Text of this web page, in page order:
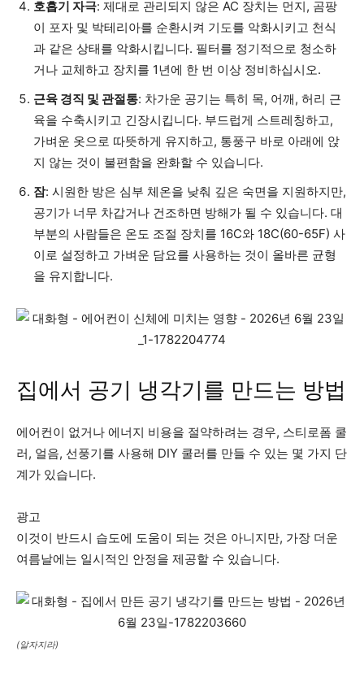
호흡기 자극: 제대로 관리되지 않은 AC 장치는 먼지, 곰팡
이 포자 및 박테리아를 순환시켜 기도를 악화시키고 천식
과 같은 상태를 악화시킵니다. 필터를 정기적으로 청소하
거나 교체하고 장치를 1년에 한 번 이상 정비하십시오.
근육 경직 및 관절통: 차가운 공기는 특히 목, 어깨, 허리 근
육을 수축시키고 긴장시킵니다. 부드럽게 스트레칭하고,
가벼운 옷으로 따뜻하게 유지하고, 통풍구 바로 아래에 앉
지 않는 것이 불편함을 완화할 수 있습니다.
잠: 시원한 방은 심부 체온을 낮춰 깊은 숙면을 지원하지만,
공기가 너무 차갑거나 건조하면 방해가 될 수 있습니다. 대
부분의 사람들은 온도 조절 장치를 16C와 18C(60-65F) 사
이로 설정하고 가벼운 담요를 사용하는 것이 올바른 균형
을 유지합니다.
집에서 공기 냉각기를 만드는 방법
에어컨이 없거나 에너지 비용을 절약하려는 경우, 스티로폼 쿨
러, 얼음, 선풍기를 사용해 DIY 쿨러를 만들 수 있는 몇 가지 단
계가 있습니다.
광고
이것이 반드시 습도에 도움이 되는 것은 아니지만, 가장 더운
여름날에는 일시적인 안정을 제공할 수 있습니다.
(알자지라)